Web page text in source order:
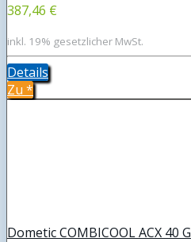
387,46 €
inkl. 19% gesetzlicher MwSt.
Details
Zu *
Dometic COMBICOOL ACX 40 G